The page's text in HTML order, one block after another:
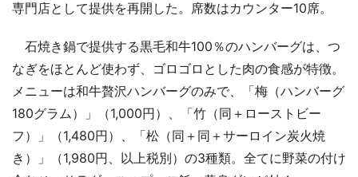
専門店として提供を再開した。席数はカウンター10席。
石焼き鍋で提供する黒毛和牛100％のハンバーグは、つ
なぎをほとんど使わず、ゴロゴロとした肉の食感が特徴。
メニューは和牛贅沢ハンバーグのみで、「梅（ハンバーグ
180グラム）」（1,000円）、「竹（同＋ローストビー
フ）」（1,480円）、「松（同＋同＋サーロイン炭火焼
き）」（1,980円、以上税別）の3種類。全てに野菜の付け